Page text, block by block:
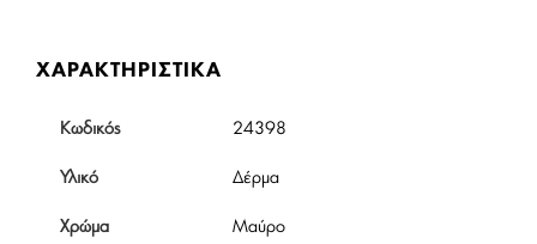
ΧΑΡΑΚΤΗΡΙΣΤΙΚΑ
Κωδικός 24398
Υλικό Δέρμα
Χρώμα Μαύρο